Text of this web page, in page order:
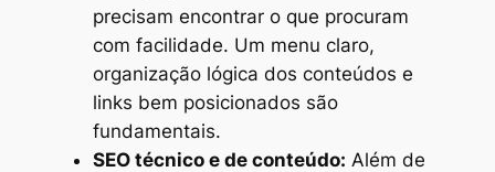
precisam encontrar o que procuram
com facilidade. Um menu claro,
organização lógica dos conteúdos e
links bem posicionados são
fundamentais.
SEO técnico e de conteúdo: Além de